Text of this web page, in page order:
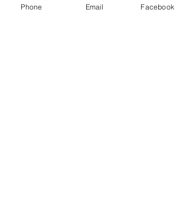
Phone Email Facebook